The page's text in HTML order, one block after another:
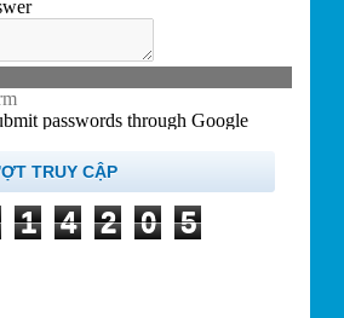
TRUY CẬP
1 4 2 0 5